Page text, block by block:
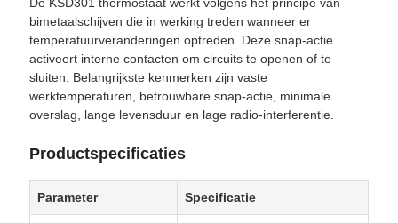
De KSD301 thermostaat werkt volgens het principe van
bimetaalschijven die in werking treden wanneer er
temperatuurveranderingen optreden. Deze snap-actie
activeert interne contacten om circuits te openen of te
sluiten. Belangrijkste kenmerken zijn vaste
werktemperaturen, betrouwbare snap-actie, minimale
overslag, lange levensduur en lage radio-interferentie.
Productspecificaties
Parameter Specificatie